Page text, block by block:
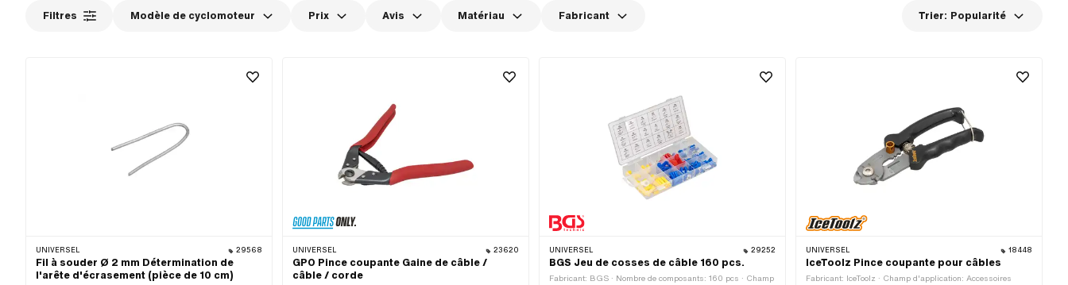
Filtres Modèle de cyclomoteur Prix Avis Matériau Fabricant Trier: Popularité
UNIVERSEL 29568
Fil à souder Ø 2 mm Détermination de
l'arête d'écrasement (pièce de 10 cm)
UNIVERSEL 23620
GPO Pince coupante Gaine de câble /
câble / corde
UNIVERSEL 29252
BGS Jeu de cosses de câble 160 pcs.
Fabricant: BGS · Nombre de composants: 160 pcs · Champ
UNIVERSEL 18448
IceToolz Pince coupante pour câbles
Fabricant: IceToolz · Champ d'application: Accessoires